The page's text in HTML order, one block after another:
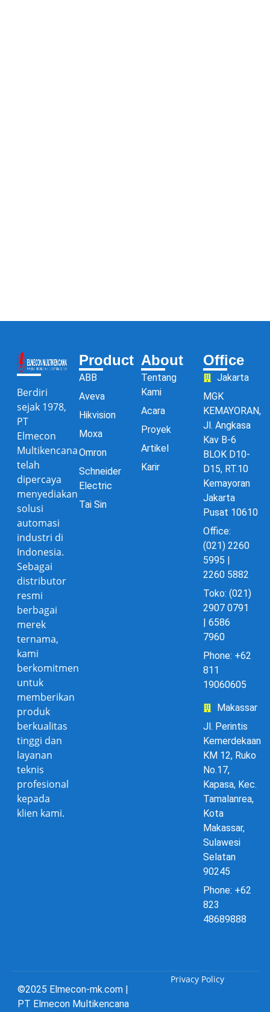
Berdiri
sejak 1978,
PT
Elmecon
Multikencana
telah
dipercaya
menyediakan
solusi
automasi
industri di
Indonesia.
Sebagai
distributor
resmi
berbagai
merek
ternama,
kami
berkomitmen
untuk
memberikan
produk
berkualitas
tinggi dan
layanan
teknis
profesional
kepada
klien kami.
Product
ABB
Aveva
Hikvision
Moxa
Omron
Schneider
Electric
Tai Sin
About
Tentang
Kami
Acara
Proyek
Artikel
Karir
Office
Jakarta
MGK
KEMAYORAN,
Jl. Angkasa
Kav B-6
BLOK D10-
D15, RT.10
Kemayoran
Jakarta
Pusat 10610
Office:
(021) 2260
5995 |
2260 5882
Toko: (021)
2907 0791
| 6586
7960
Phone: +62
811
19060605
Makassar
Jl. Perintis
Kemerdekaan
KM 12, Ruko
No.17,
Kapasa, Kec.
Tamalanrea,
Kota
Makassar,
Sulawesi
Selatan
90245
Phone: +62
823
48689888
©2025 Elmecon-mk.com |
PT Elmecon Multikencana
Privacy Policy